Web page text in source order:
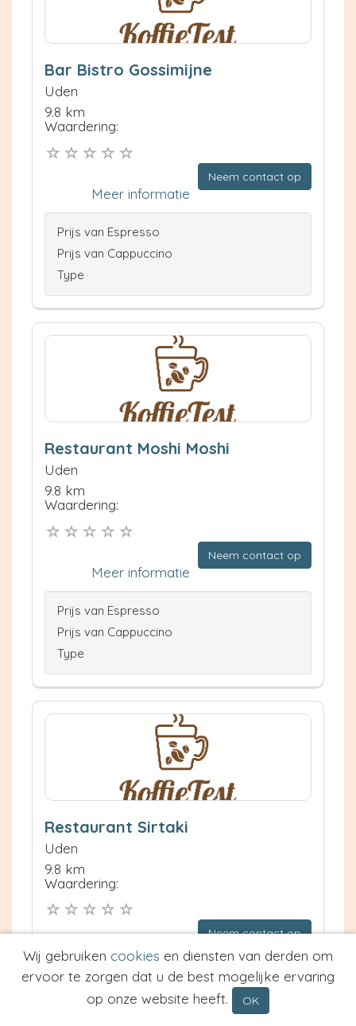
Bar Bistro Gossimijne
Uden
9.8 km
Waardering:
Neem contact op
Meer informatie
Prijs van Espresso
Prijs van Cappuccino
Type
Restaurant Moshi Moshi
Uden
9.8 km
Waardering:
Neem contact op
Meer informatie
Prijs van Espresso
Prijs van Cappuccino
Type
Restaurant Sirtaki
Uden
9.8 km
Waardering:
Neem contact op
Meer informatie
Prijs van Espresso
Prijs van Cappuccino
Wij gebruiken cookies en diensten van derden om
ervoor te zorgen dat u de best mogelijke ervaring
op onze website heeft.
OK